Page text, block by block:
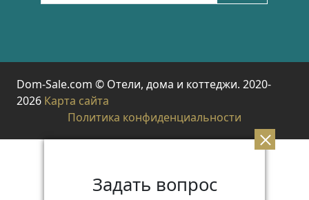
Dom-Sale.com © Отели, дома и коттеджи. 2020-
2026 Карта сайта
Политика конфиденциальности
Задать вопрос